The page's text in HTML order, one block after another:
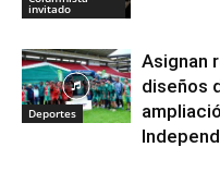
invitado
Deportes
Asignan
diseños